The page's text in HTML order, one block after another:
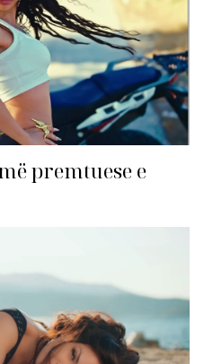
premtuese e